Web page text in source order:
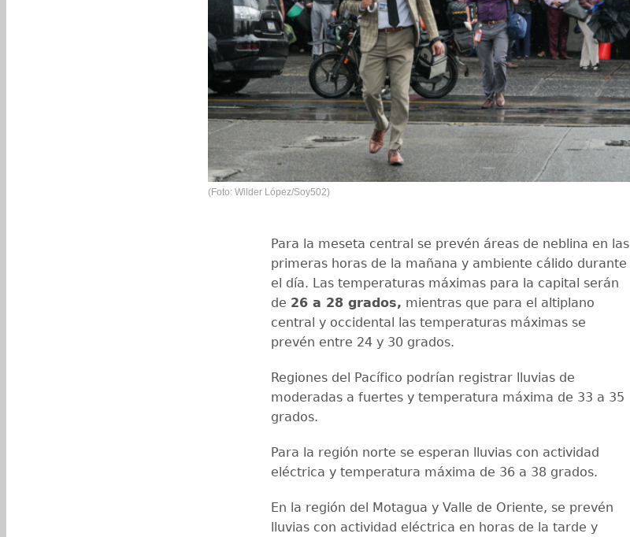
(Foto: Wilder López/Soy502)
Para la meseta central se prevén áreas de neblina en las
primeras horas de la mañana y ambiente cálido durante
el día. Las temperaturas máximas para la capital serán
de 26 a 28 grados, mientras que para el altiplano
central y occidental las temperaturas máximas se
prevén entre 24 y 30 grados.
Regiones del Pacífico podrían registrar lluvias de
moderadas a fuertes y temperatura máxima de 33 a 35
grados.
Para la región norte se esperan lluvias con actividad
eléctrica y temperatura máxima de 36 a 38 grados.
En la región del Motagua y Valle de Oriente, se prevén
lluvias con actividad eléctrica en horas de la tarde y